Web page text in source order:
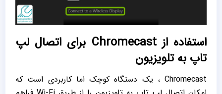
استفاده از Chromecast برای اتصال لپ
تاپ به تلویزیون
Chromecast ، یک دستگاه کوچک اما کاربردی است که